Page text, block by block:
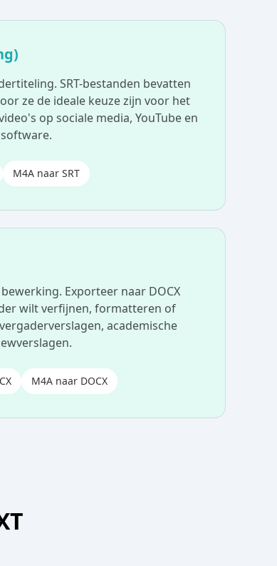
SRT-bestanden bevatten
ze de ideale keuze zijn voor het
op sociale media, YouTube en
M4A naar SRT
Exporteer naar DOCX
wilt verfijnen, formatteren of
academische
M4A naar DOCX